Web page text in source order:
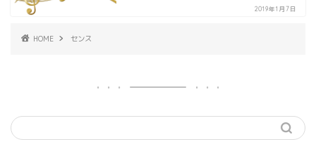
2019年1月7日
HOME センス